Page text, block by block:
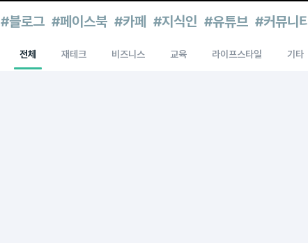
#블로그 #페이스북 #카페 #지식인 #유튜브 #커뮤니티
전체 재테크 비즈니스 교육 라이프스타일 기타